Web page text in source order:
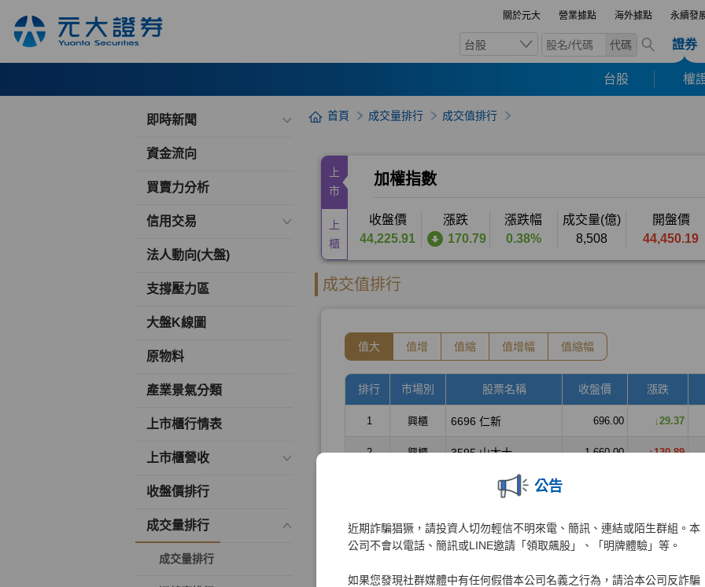
關於元大 營業據點 海外據點 永續發
台股 代碼 證券
台股 權
公告
近期詐騙猖獗，請投資人切勿輕信不明來電、簡訊、連結或陌生群組。本
公司不會以電話、簡訊或LINE邀請「領取飆股」、「明牌體驗」等。
如果您發現社群媒體中有任何假借本公司名義之行為，請洽本公司反詐騙
即時新聞
資金流向
買賣力分析
信用交易
法人動向(大盤)
支撐壓力區
大盤K線圖
原物料
產業景氣分類
上市櫃行情表
上市櫃營收
收盤價排行
成交量排行
成交量排行
首頁 成交量排行 成交值排行